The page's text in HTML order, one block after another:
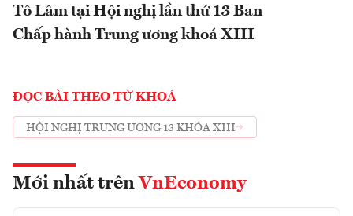
Tô Lâm tại Hội nghị lần thứ 13 Ban
Chấp hành Trung ương khoá XIII
ĐỌC BÀI THEO TỪ KHOÁ
HỘI NGHỊ TRUNG ƯƠNG 13 KHÓA XIII
Mới nhất trên VnEconomy